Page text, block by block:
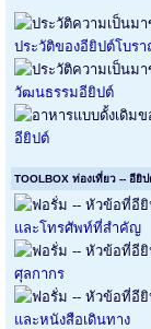
ประวัติของอียิปต์โบร
วัฒนธรรมอียิปต์
อียิปต์
TOOLBOX ท่องเที่ยว -- อียิ
และโทรศัพท์ที่สำคัญ
ศุลกากร
และหนังสือเดินทาง